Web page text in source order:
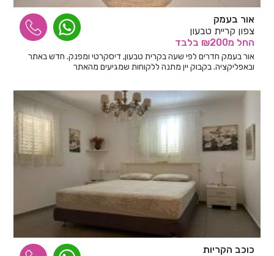
אור בעמק
צפון קריית טבעון
החל מ₪200 בלבד
אור בעמק חדרים לפי שעה בקרית טבעון, דיסקרטי ומפנק. חדש באתר
ובאפליקציה. בקבוק יין מתנה ללקוחות שמגיעים מהאתר
כוכב הקריות